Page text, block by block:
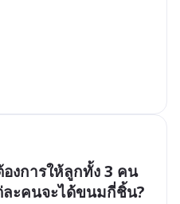
งการให้ลูกทั้ง 3 คน
ะคนจะได้ขนมกี่ชิ้น?